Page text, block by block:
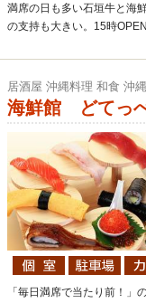
満席の日も多い石垣牛と海
の支持も大きい。15時OPEN
居酒屋 沖縄料理 和食 沖
海鮮館 どてっ
「毎日満席で当たり前！」